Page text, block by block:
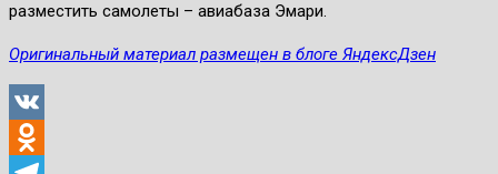
разместить самолеты – авиабаза Эмари.
Оригинальный материал размещен в блоге ЯндексДзен
VK